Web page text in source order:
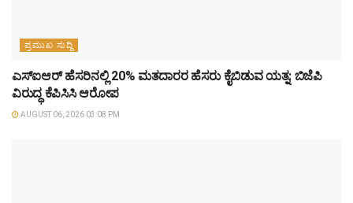
ಪ್ರಮುಖ ಸುದ್ದಿ
ಎಸ್‌ಐಆರ್‌ ಹೆಸರಿನಲ್ಲಿ 20% ಮತದಾರರ ಹೆಸರು ಕೈಬಿಡುವ ಯತ್ನ: ಬಿಜೆಪಿ
ವಿರುದ್ಧ ಕೆಪಿಸಿಸಿ ಆರೋಪ
AUGUST 06, 2026 03:08 PM